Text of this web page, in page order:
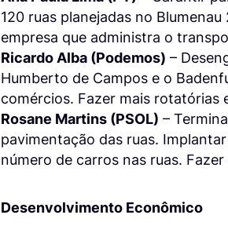
120 ruas planejadas no
empresa que administra o
Ricardo Alba (Podemos) –
Humberto de Campos e o
comércios. Fazer mais rotatórias
Rosane Martins (PSOL) –
pavimentação das ruas.
número de carros nas ruas.
Desenvolvimento Econômico